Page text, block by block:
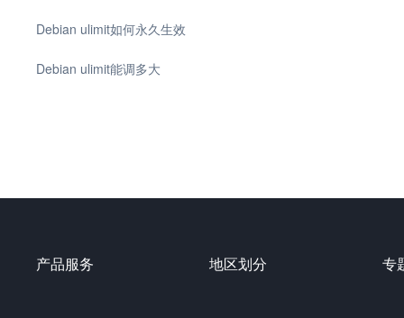
Debian ulimit如何永久生效
Debian ulimit能调多大
产品服务 地区划分 专